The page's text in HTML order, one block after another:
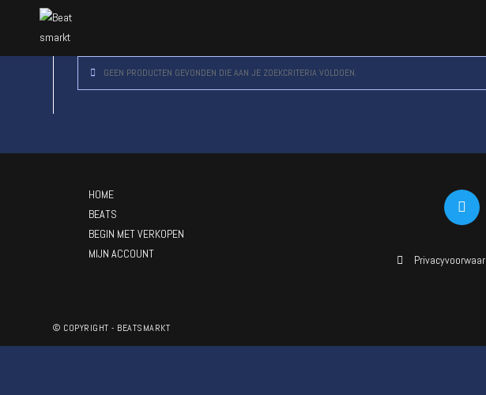
GEEN PRODUCTEN GEVONDEN DIE AAN JE ZOEKCRITERIA VOLDOEN.
HOME
BEATS
BEGIN MET VERKOPEN
MIJN ACCOUNT
© COPYRIGHT - BEATSMARKT